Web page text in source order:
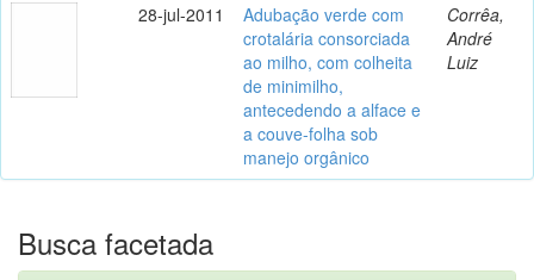
28-jul-2011
Adubação verde com
crotalária consorciada
ao milho, com colheita
de minimilho,
antecedendo a alface e
a couve-folha sob
manejo orgânico
Corrêa,
André
Luiz
Busca facetada